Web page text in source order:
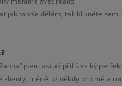
jak to vše dělám, tak klikněte sem
jsem asi až příliš velký
klienty, méně už někdy pro mě a